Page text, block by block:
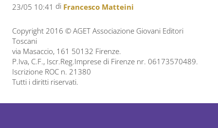
23/05 10:41 di Francesco Matteini
Copyright 2016 © AGET Associazione Giovani Editori
Toscani
via Masaccio, 161 50132 Firenze.
P.Iva, C.F., Iscr.Reg.Imprese di Firenze nr. 06173570489.
Iscrizione ROC n. 21380
Tutti i diritti riservati.